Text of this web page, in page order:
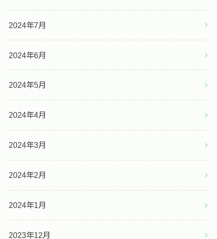
2024年7月
2024年6月
2024年5月
2024年4月
2024年3月
2024年2月
2024年1月
2023年12月